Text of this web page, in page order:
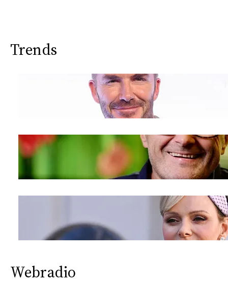
Trends
Webradio